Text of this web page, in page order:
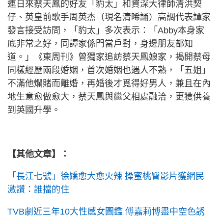
連日來蔡天鳳的好友「豹太」和資深大律師清洪契
仔、英皇前歌手周英杰（現名清晞誦）高調代表譚家
發言接受訪問，「豹太」多次表示：「Abby本身家
底非常之好，同譚家係門當戶對，身邊朋友都知
道。」《東周刊》曾獨家追訪蔡天鳳娘家，揭開蔡母
同樣經歷兩段婚姻，首次婚姻也遇人不熟，「五姐」
不滿他爛賭而離婚，再婚後才覓得好男人，兼且在內
地生意愈做愈大，蔡天鳳與繼父相處融洽，更獲供養
到英國升學。
【其他文章】：
「長江七號」徐嬌愈大愈火辣 操蜜桃臀影片獲網民
激讚：誰擋的住
TVB劇近三年10大性感女圖鑑 傅嘉莉博盡中空色誘